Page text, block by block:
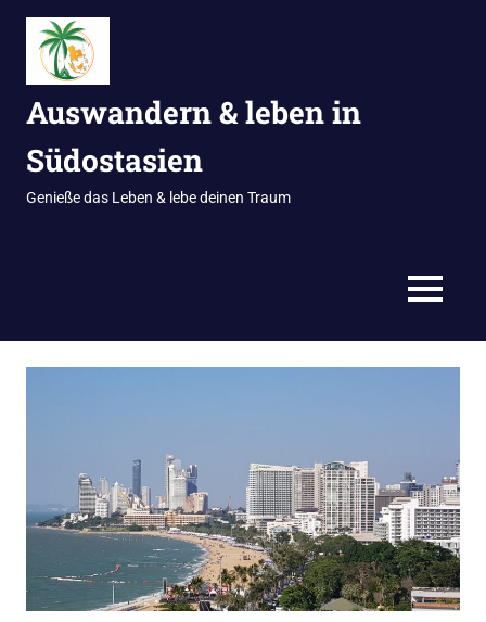
Zum
Inhalt
springen
Auswandern & leben in
Südostasien
Genieße das Leben & lebe deinen Traum
MENÜ